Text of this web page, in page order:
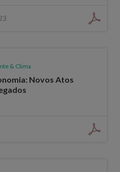
& Clima
Novos Atos